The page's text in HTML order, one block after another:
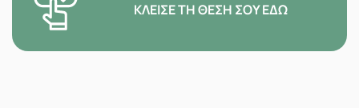
ΚΛΕΊΣΕ ΤΗ ΘΈΣΗ ΣΟΥ ΕΔΏ